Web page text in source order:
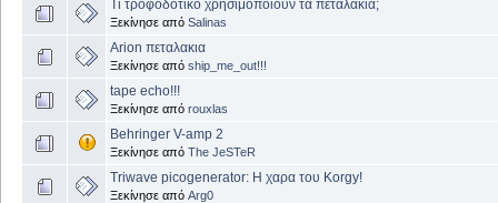
Τι τροφοδοτικό χρησιμοποιούν τα πεταλάκια;
Ξεκίνησε από Salinas
Αrion πεταλακια
Ξεκίνησε από ship_me_out!!!
tape echo!!!
Ξεκίνησε από rouxlas
Behringer V-amp 2
Ξεκίνησε από The JeSTeR
Triwave picogenerator: Η χαρα του Κorgy!
Ξεκίνησε από Arg0